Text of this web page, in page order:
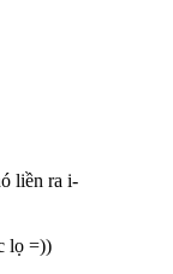
liền ra i-
lọ =))